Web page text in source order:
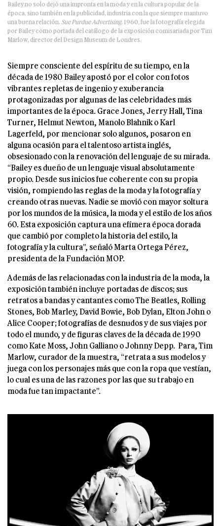
Bailey no solo dejó una impronta en la moda y en la cultura popular de la
época, sino también en la publicidad, industria con la que siempre mantuvo
una buena relación. Sue Purdue Advertising, 1960, fue la fotografía elegida
por Bailey como portada del catálogo de la exposición comisariada por Tim
Marlow, director del Design Museum de Londres.
Siempre consciente del espíritu de su tiempo, en la
década de 1980 Bailey apostó por el color con fotos
vibrantes repletas de ingenio y exuberancia
protagonizadas por algunas de las celebridades más
importantes de la época. Grace Jones, Jerry Hall, Tina
Turner, Helmut Newton, Manolo Blahnik o Karl
Lagerfeld, por mencionar solo algunos, posaron en
alguna ocasión para el talentoso artista inglés,
obsesionado con la renovación del lenguaje de su mirada.
“Bailey es dueño de un lenguaje visual absolutamente
propio. Desde sus inicios fue coherente con su propia
visión, rompiendo las reglas de la moda y la fotografía y
creando otras nuevas. Nadie se movió con mayor soltura
por los mundos de la música, la moda y el estilo de los años
60. Esta exposición captura una efímera época dorada
que cambió por completo la historia del estilo, la
fotografía y la cultura”, señaló Marta Ortega Pérez,
presidenta de la Fundación MOP.
Además de las relacionadas con la industria de la moda, la
exposición también incluye portadas de discos; sus
retratos a bandas y cantantes como The Beatles, Rolling
Stones, Bob Marley, David Bowie, Bob Dylan, Elton John o
Alice Cooper; fotografías de desnudos y de sus viajes por
todo el mundo, y de figuras claves de la década de 1990
como Kate Moss, John Galliano o Johnny Depp. Para, Tim
Marlow, curador de la muestra, “retrata a sus modelos y
juega con los personajes más que con la ropa que vestían,
lo cual es una de las razones por las que su trabajo en
moda fue tan impactante”.